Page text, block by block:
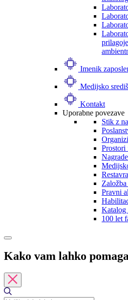
Imenik
Medijsko
Kontakt
Uporabne povezave
Stik z
Prostori
Pravni
Katalog
100 let
Kako vam lahko